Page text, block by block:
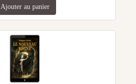
Ajouter au panier